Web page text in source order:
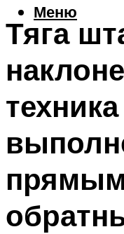
Меню
Тяга
техника